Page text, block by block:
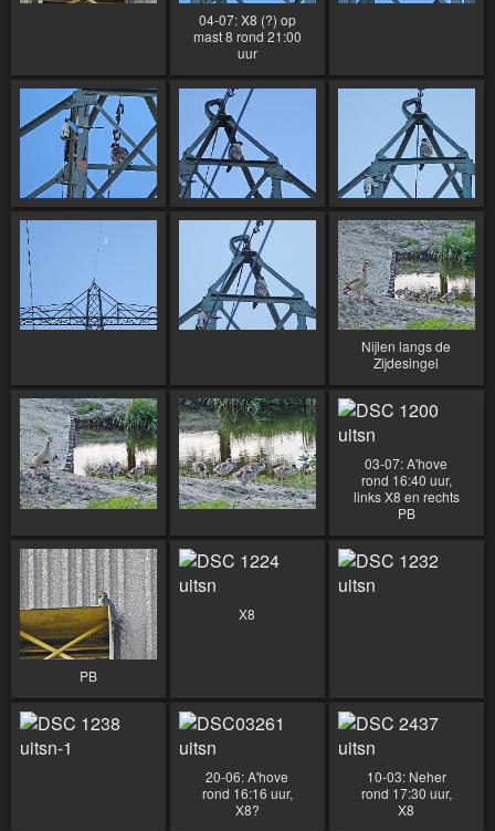
04-07: X8 (?) op
mast 8 rond 21:00
uur
Nijlen langs de
Zijdesingel
03-07: A'hove
rond 16:40 uur,
links X8 en rechts
PB
PB
X8
20-06: A'hove
rond 16:16 uur,
X8?
10-03: Neher
rond 17:30 uur,
X8